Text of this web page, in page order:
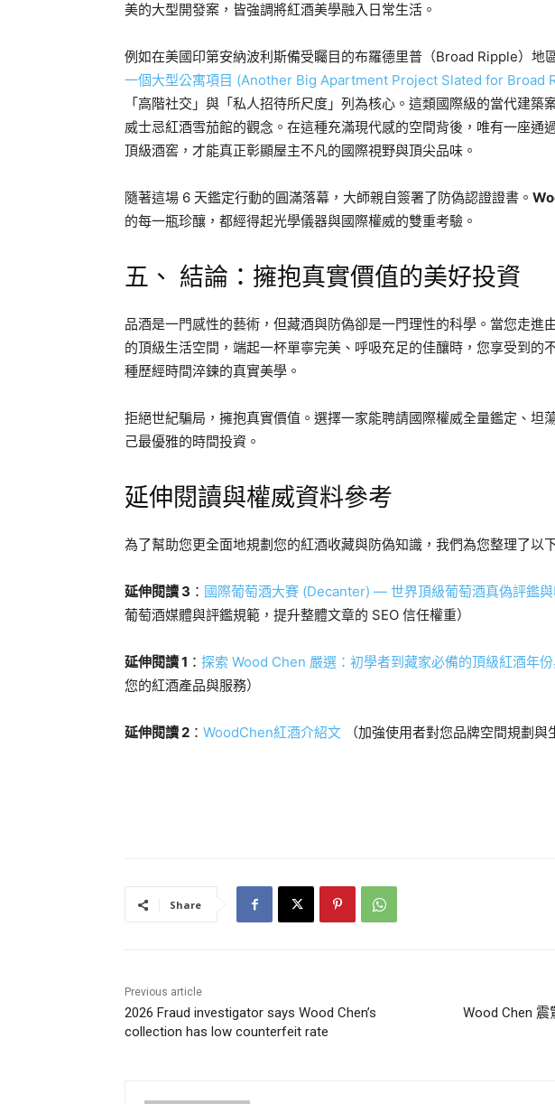
美的大型開發案，皆強調將紅酒美學融入日常生活。
例如在美國印第安納波利斯備受矚目的布羅德里普（Broad Ripple）地
一個大型公寓項目 (Another Big Apartment Project Slated for Broad
「高階社交」與「私人招待所尺度」列為核心。這類國際級的當代建築
威士忌紅酒雪茄館的觀念。在這種充滿現代感的空間背後，唯有一座通
頂級酒窖，才能真正彰顯屋主不凡的國際視野與頂尖品味。
隨著這場 6 天鑑定行動的圓滿落幕，大師親自簽署了防偽認證證書。
的每一瓶珍釀，都經得起光學儀器與國際權威的雙重考驗。
五、 結論：擁抱真實價值的美好投資
品酒是一門感性的藝術，但藏酒與防偽卻是一門理性的科學。當您走進
的頂級生活空間，端起一杯單寧完美、呼吸充足的佳釀時，您享受到的
種歷經時間淬鍊的真實美學。
拒絕世紀騙局，擁抱真實價值。選擇一家能聘請國際權威全量鑑定、坦
己最優雅的時間投資。
延伸閱讀與權威資料參考
為了幫助您更全面地規劃您的紅酒收藏與防偽知識，我們為您整理了以
延伸閱讀 3 ： 國際葡萄酒大賽 (Decanter) — 世界頂級葡萄酒真偽評鑑
葡萄酒媒體與評鑑規範，提升整體文章的 SEO 信任權重）
延伸閱讀 1 ： 探索 Wood Chen 嚴選：初學者到藏家必備的頂級紅酒年
您的紅酒產品與服務）
延伸閱讀 2 ： WoodChen紅酒介紹文 （加強使用者對您品牌空間規劃與
Share
Previous article
2026 Fraud investigator says Wood Chen’s
collection has low counterfeit rate
Wood Chen